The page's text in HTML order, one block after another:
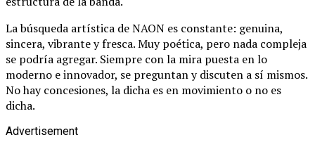
La búsqueda artística de NAON es constante: genuina,
sincera, vibrante y fresca. Muy poética, pero nada compleja
se podría agregar. Siempre con la mira puesta en lo
moderno e innovador, se preguntan y discuten a sí mismos.
No hay concesiones, la dicha es en movimiento o no es
dicha.
Advertisement